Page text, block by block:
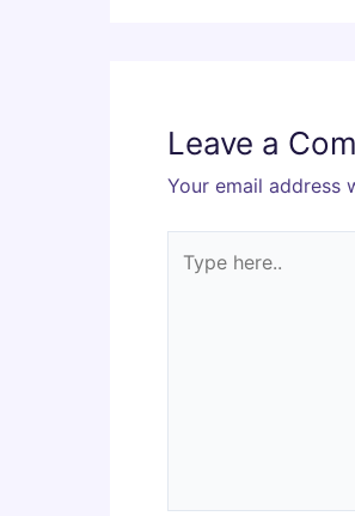
Leave a
Your email address
here..